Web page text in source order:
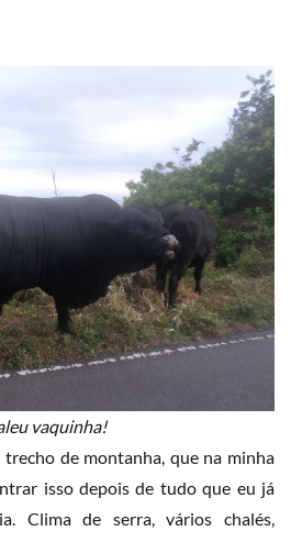
vaquinha!
de montanha, que na minha
isso depois de tudo que eu já
Clima de serra, vários chalés,